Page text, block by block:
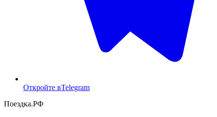
Откройте вTelegram
Поездка.РФ